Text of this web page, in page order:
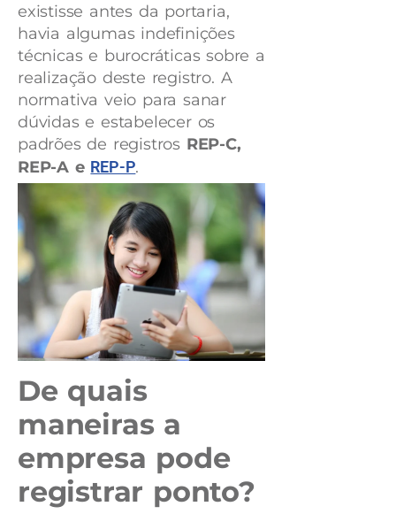
existisse antes da portaria,
havia algumas indefinições
técnicas e burocráticas sobre a
realização deste registro. A
normativa veio para sanar
dúvidas e estabelecer os
padrões de registros REP-C,
REP-A e REP-P.
De quais
maneiras a
empresa pode
registrar ponto?